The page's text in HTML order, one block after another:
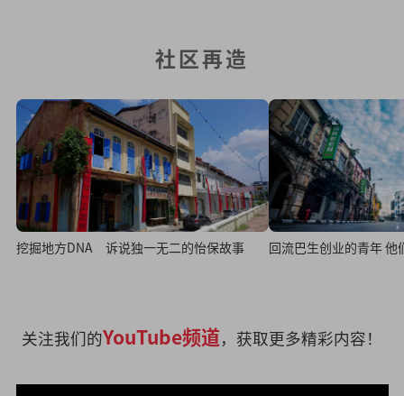
社区再造
挖掘地方DNA 诉说独一无二的怡保故事 回流巴生创业的青年 他
关注我们的YouTube频道，获取更多精彩内容！